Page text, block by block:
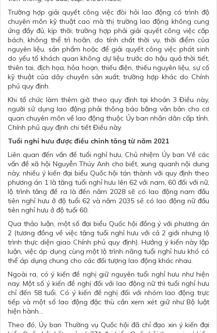
Trường hợp giải quyết công việc đòi hỏi lao động có trình độ
chuyên môn kỹ thuật cao mà thị trường lao động không cung
ứng đầy đủ, kịp thời; trường hợp phải giải quyết công việc cấp
bách, không thể trì hoãn, do tính chất thời vụ, thời điểm của
nguyên liệu, sản phẩm hoặc để giải quyết công việc phát sinh
do yếu tố khách quan không dự liệu trước do hậu quả thời tiết,
thiên tai, địch họa, hỏa hoạn, thiếu điện, thiếu nguyên liệu, sự cố
kỹ thuật của dây chuyền sản xuất; trường hợp khác do Chính
phủ quy định.
Khi tổ chức làm thêm giờ theo quy định tại khoản 3 Điều này,
người sử dụng lao động phải thông báo bằng văn bản cho cơ
quan chuyên môn về lao động thuộc Ủy ban nhân dân cấp tỉnh.
Chính phủ quy định chi tiết Điều này.
Tuổi nghỉ hưu được điều chỉnh tăng từ năm 2021
Liên quan đến vấn đề tuổi nghỉ hưu, Chủ nhiệm Ủy ban Về các
vấn đề xã hội Nguyễn Thúy Anh cho biết, xung quanh nội dung
này, nhiều ý kiến đại biểu Quốc hội tán thành với quy định theo
phương án 1 là tăng tuổi nghỉ hưu lên 62 với nam, 60 đối với nữ,
lộ trình tăng đề ra là đến năm 2028 sẽ có lao động nam đầu
tiên nghỉ hưu ở độ tuổi 62 và năm 2035 sẽ có lao động nữ đầu
tiên nghỉ hưu ở độ tuổi 60.
Qua thảo luận, một số đại biểu Quốc hội đồng ý với phương án
2 (tương đồng về việc tăng tuổi nghỉ hưu với cả 2 giới nhưng lộ
trình thực diện giao Chính phủ quy định). Hướng ý kiến này lập
luận, việc áp dụng cùng một lộ trình nâng tuổi nghỉ hưu khó có
thể áp dụng chung cho các đối tượng lao động khác nhau.
Ngoài ra, có ý kiến đề nghị giữ nguyên tuổi nghỉ hưu như hiện
nay. Một số ý kiến đề nghị đối với lao động nữ thì tuổi nghỉ hưu
chỉ đến 58 tuổi. Có ý kiến đề nghị đối với nhóm lao động trực
tiếp và một số lao động đặc thù cần xem xét giữ như Bộ luật
hiện hành…
Theo đó, Ủy ban Thường vụ Quốc hội đã chỉ đạo xin ý kiến đại